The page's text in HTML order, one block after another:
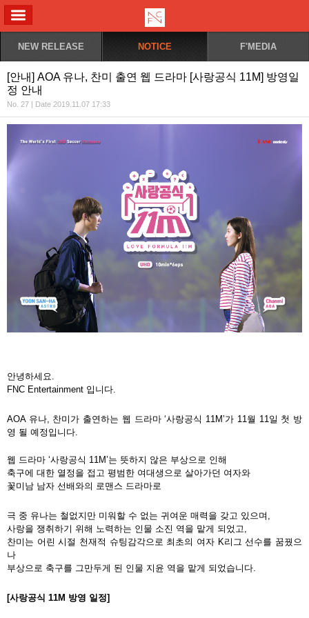
NEW RELEASE NOTICE F'MEDIA
[안내] AOA 유나, 찬미 출연 웹 드라마 [사랑공식 11M] 방영일
정 안내
No. 27 | Date 2019.11.07 17:33
안녕하세요.
FNC Entertainment 입니다.
AOA 유나, 찬미가 출연하는 웹 드라마‘사랑공식 11M’가 11월 11일 첫 방
영 될 예정입니다.
웹 드라마 ‘사랑공식 11M’는 뜻하지 않은 부상으로 인해
축구에 대한 열정을 접고 평범한 여대생으로 살아가던 여자와
꽃미남 남자 선배와의 로맨스 드라마로
극 중 유나는 철없지만 미워할 수 없는 귀여운 매력을 갖고 있으며 ,
사랑을 쟁취하기 위해 노력하는 인물 소진 역을 맡게 되었고,
찬미는 어린 시절 천재적 슈팅감각으로 최초의 여자 K리그 선수를 꿈꿨으
나
부상으로 축구를 그만두게 된 인물 지윤 역을 맡게 되었습니다.
[사랑공식 11M 방영 일정]